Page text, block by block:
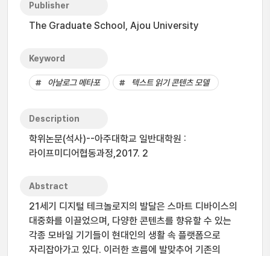
Publisher
The Graduate School, Ajou University
Keyword
아날로그 메타포 텍스트 읽기 콘텐츠 모델
Description
학위논문(석사)--아주대학교 일반대학원 :
라이프미디어협동과정,2017. 2
Abstract
21세기 디지털 테크놀로지의 발달은 스마트 디바이스의
대중화를 이끌었으며, 다양한 콘텐츠를 향유할 수 있는
각종 모바일 기기들이 현대인의 생활 속 플랫폼으로
자리잡아가고 있다. 이러한 흐름에 발맞추어 기존의